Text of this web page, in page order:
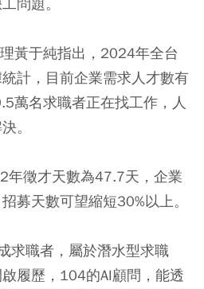
黃于純指出，2024年全台
計，目前企業需求人才數有
萬名求職者正在找工作，人
。
年徵才天數為47.7天，企業
募天數可望縮短30%以上。
求職者，屬於潛水型求職
履歷，104的AI顧問，能透